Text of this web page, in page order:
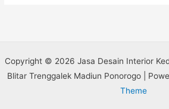
Copyright © 2026 Jasa Desain Interior
Blitar Trenggalek Madiun Ponorogo |
Theme